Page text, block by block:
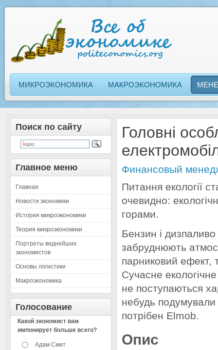
МИКРОЭКОНОМИКА МАКРОЭКОНОМИКА
Поиск по сайту
Главное меню
Главная
Новости экономики
История микроэкономики
Теория микроэкономики
Портреты виднейших
экономистов
Основы логистики
Макроэкономика
Голосование
Какой экономист вам
импонирует больше всего?
Адам Смит
Головні
Финансовый
Питання екології
очевидно:
горами.
Бензин і
забруднюють
парниковий ефект,
Сучасне
не поступаються
небудь подумували
потрібен Elmob.
Опис